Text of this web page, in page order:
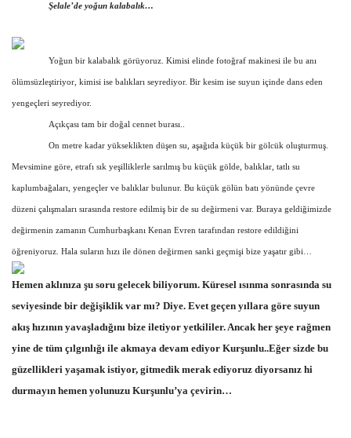
Şelale’de yoğun kalabalık…
Yoğun bir kalabalık görüyoruz. Kimisi elinde fotoğraf makinesi ile bu anı
ölümsüzleştiriyor, kimisi ise balıkları seyrediyor. Bir kesim ise suyun içinde dans eden
yengeçleri seyrediyor.
Açıkçası tam bir doğal cennet burası..
On metre kadar yükseklikten düşen su, aşağıda küçük bir gölcük oluşturmuş.
Mevsimine göre, etrafı sık yeşilliklerle sarılmış bu küçük gölde, balıklar, tatlı su
kaplumbağaları, yengeçler ve balıklar bulunur. Bu küçük gölün batı yönünde çevre
düzeni çalışmaları sırasında restore edilmiş bir de su değirmeni var. Buraya geldiğimizde
değirmenin zamanın Cumhurbaşkanı Kenan Evren tarafından restore edildiğini
öğreniyoruz. Hala suların hızı ile dönen değirmen sanki geçmişi bize yaşatır gibi…
Hemen aklınıza şu soru gelecek biliyorum. Küresel ısınma sonrasında su
seviyesinde bir değişiklik var mı? Diye. Evet geçen yıllara göre suyun
akış hızının yavaşladığını bize iletiyor yetkililer. Ancak her şeye rağmen
yine de tüm çılgınlığı ile akmaya devam ediyor Kurşunlu..Eğer sizde bu
güzellikleri yaşamak istiyor, gitmedik merak ediyoruz diyorsanız hi
durmayın hemen yolunuzu Kurşunlu’ya çevirin…